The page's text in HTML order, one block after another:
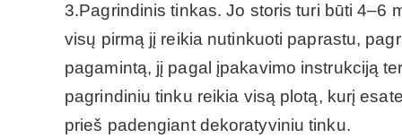
3.Pagrindinis tinkas. Jo storis turi būti 4–6
visų pirmą jį reikia nutinkuoti paprastu,
pagamintą, jį pagal įpakavimo instrukciją
pagrindiniu tinku reikia visą plotą, kurį
prieš padengiant dekoratyviniu tinku.